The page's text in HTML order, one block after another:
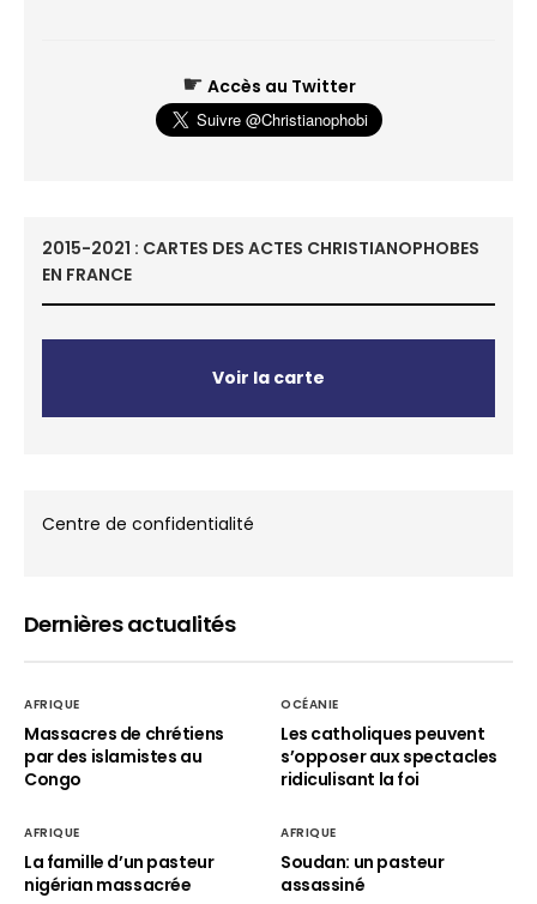
☛ Accès au Twitter
2015-2021 : CARTES DES ACTES CHRISTIANOPHOBES
EN FRANCE
Voir la carte
Centre de confidentialité
Dernières actualités
AFRIQUE
Massacres de chrétiens
par des islamistes au
Congo
OCÉANIE
Les catholiques peuvent
s’opposer aux spectacles
ridiculisant la foi
AFRIQUE
La famille d’un pasteur
nigérian massacrée
AFRIQUE
Soudan: un pasteur
assassiné